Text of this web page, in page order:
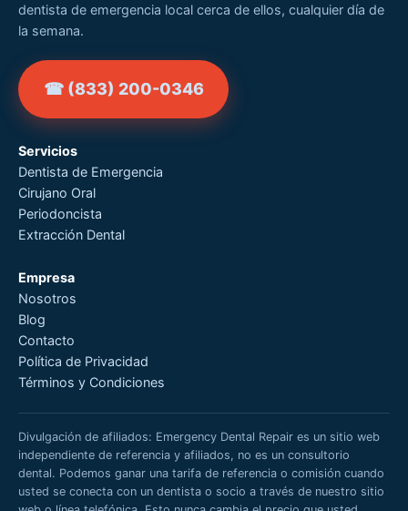
dentista de emergencia local cerca de ellos, cualquier día de
la semana.
☎ (833) 200-0346
Servicios
Dentista de Emergencia
Cirujano Oral
Periodoncista
Extracción Dental
Empresa
Nosotros
Blog
Contacto
Política de Privacidad
Términos y Condiciones
Divulgación de afiliados: Emergency Dental Repair es un sitio web
independiente de referencia y afiliados, no es un consultorio
dental. Podemos ganar una tarifa de referencia o comisión cuando
usted se conecta con un dentista o socio a través de nuestro sitio